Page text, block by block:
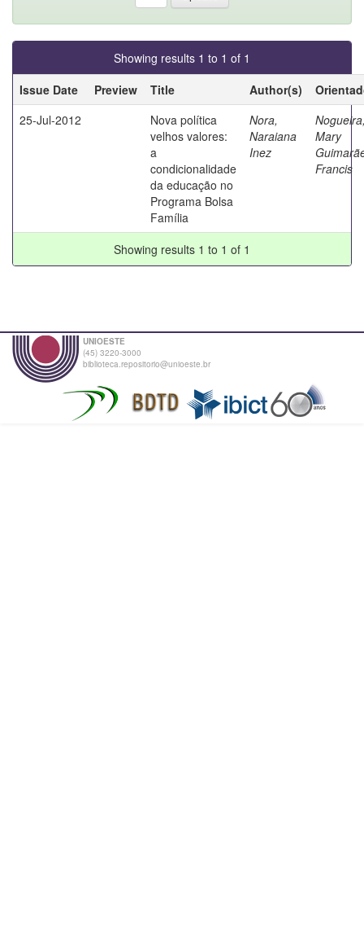
Showing results 1 to 1 of 1
Issue Date
Preview Title Author(s)
25-Jul-2012
Nova política
velhos valores:
a
condicionalidade
da educação no
Programa Bolsa
Família
Nora,
Naraiana
Inez
Mary
Francis
Showing results 1 to 1 of 1
UNIOESTE
(45) 3220-3000
biblioteca.repositorio@unioeste.br